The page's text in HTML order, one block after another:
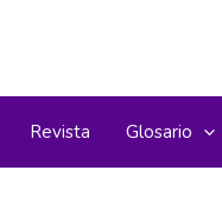
Revista Glosario